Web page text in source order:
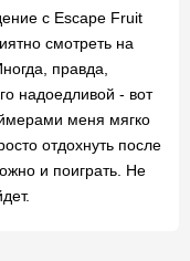
с Escape Fruit
смотреть на
правда,
надоедливой - вот
меня мягко
отдохнуть после
и поиграть. Не